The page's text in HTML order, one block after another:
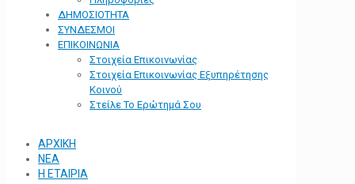
ΔΗΜΟΣΙΟΤΗΤΑ
ΣΥΝΔΕΣΜΟΙ
ΕΠΙΚΟΙΝΩΝΙΑ
Στοιχεία Επικοινωνίας
Στοιχεία Επικοινωνίας Εξυπηρέτησης
Κοινού
Στείλε Το Ερώτημά Σου
ΑΡΧΙΚΗ
ΝΕΑ
Η ΕΤΑΙΡΙΑ